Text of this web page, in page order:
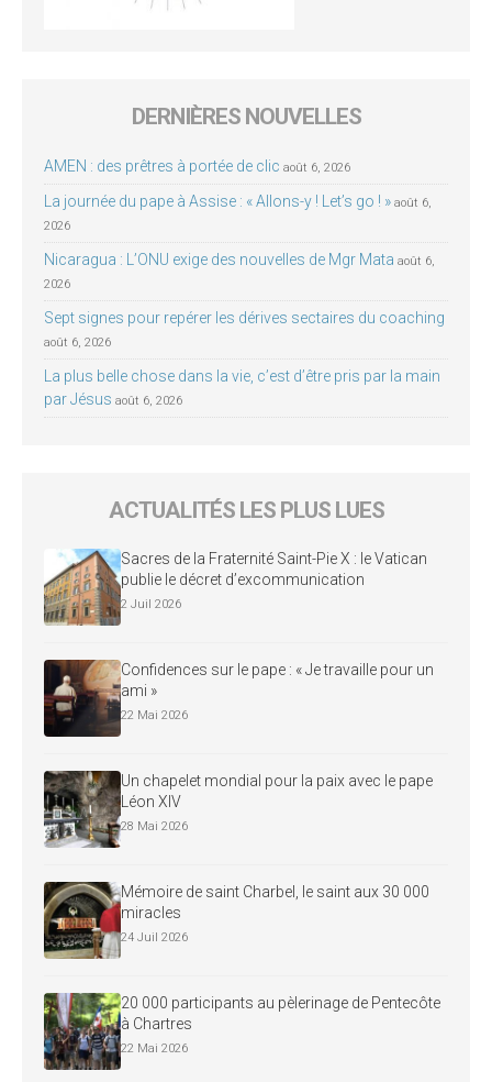
DERNIÈRES NOUVELLES
AMEN : des prêtres à portée de clic août 6, 2026
La journée du pape à Assise : « Allons-y ! Let’s go ! » août 6,
2026
Nicaragua : L’ONU exige des nouvelles de Mgr Mata août 6,
2026
Sept signes pour repérer les dérives sectaires du coaching
août 6, 2026
La plus belle chose dans la vie, c’est d’être pris par la main
par Jésus août 6, 2026
ACTUALITÉS LES PLUS LUES
Sacres de la Fraternité Saint-Pie X : le Vatican
publie le décret d’excommunication
2 Juil 2026
Confidences sur le pape : « Je travaille pour un
ami »
22 Mai 2026
Un chapelet mondial pour la paix avec le pape
Léon XIV
28 Mai 2026
Mémoire de saint Charbel, le saint aux 30 000
miracles
24 Juil 2026
20 000 participants au pèlerinage de Pentecôte
à Chartres
22 Mai 2026